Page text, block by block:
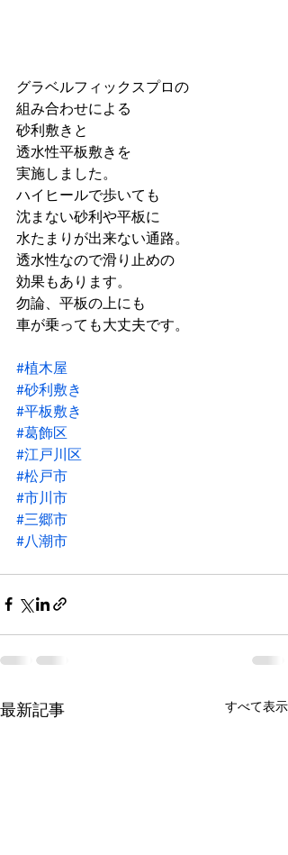
グラベルフィックスプロの
組み合わせによる
砂利敷きと
透水性平板敷きを
実施しました。
ハイヒールで歩いても
沈まない砂利や平板に
水たまりが出来ない通路。
透水性なので滑り止めの
効果もあります。
勿論、平板の上にも
車が乗っても大丈夫です。
#植木屋
#砂利敷き
#平板敷き
#葛飾区
#江戸川区
#松戸市
#市川市
#三郷市
#八潮市
最新記事 すべて表示